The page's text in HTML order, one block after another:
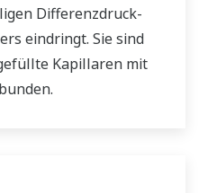
Differenzdruck-
eindringt. Sie sind
Kapillaren mit